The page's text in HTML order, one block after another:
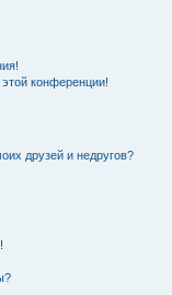
конференции!
друзей и недругов?